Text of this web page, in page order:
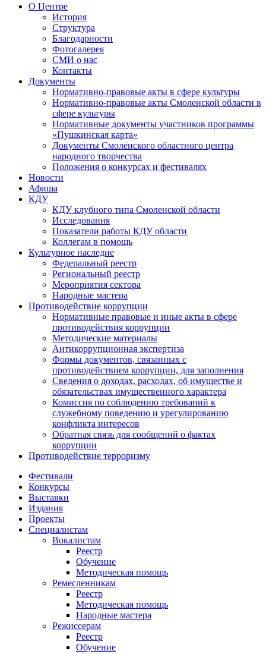
О Центре
История
Структура
Благодарности
Фотогалерея
СМИ о нас
Контакты
Документы
Нормативно-правовые акты в сфере культуры
Нормативно-правовые акты Смоленской области в
сфере культуры
Нормативные документы участников программы
«Пушкинская карта»
Документы Смоленского областного центра
народного творчества
Положения о конкурсах и фестивалях
Новости
Афиша
КДУ
КДУ клубного типа Смоленской области
Исследования
Показатели работы КДУ области
Коллегам в помощь
Культурное наследие
Федеральный реестр
Региональный реестр
Мероприятия сектора
Народные мастера
Противодействие коррупции
Нормативные правовые и иные акты в сфере
противодействия коррупции
Методические материалы
Антикоррупционная экспертиза
Формы документов, связанных с
противодействием коррупции, для заполнения
Сведения о доходах, расходах, об имуществе и
обязательствах имущественного характера
Комиссия по соблюдению требований к
служебному поведению и урегулированию
конфликта интересов
Обратная связь для сообщений о фактах
коррупции
Противодействие терроризму
Фестивали
Конкурсы
Выставки
Издания
Проекты
Специалистам
Вокалистам
Реестр
Обучение
Методическая помощь
Ремесленникам
Реестр
Методическая помощь
Народные мастера
Режиссерам
Реестр
Обучение